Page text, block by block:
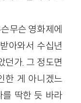
무슨 영화제에
아와서 수십년
던가. 그 정도면
한 게 아니겠느
를 딱한 듯 바라